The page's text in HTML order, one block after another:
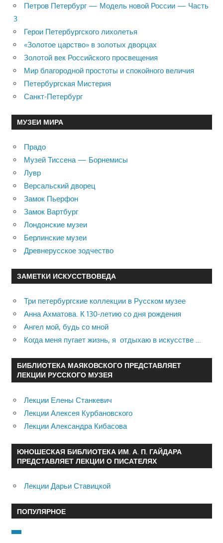
Петров Петербург — Модель новой России — Часть
3
Герои Петербургского лихолетья
«Золотое царство» в золотых дворцах
Золотой век Российского просвещения
Мир благородной простоты и спокойного величия
Петербургская Мистерия
Санкт-Петербург
МУЗЕИ МИРА
Прадо
Музей Тиссена — Борнемисы
Лувр
Версальский дворец
Замок Пьерфон
Замок Вартбург
Лондонские музеи
Берлинские музеи
Древнерусское зодчество
ЗАМЕТКИ ИСКУССТВОВЕДА
Три петербургские коллекции в Русском музее
Анна Ахматова. К 130-летию со дня рождения
Ангел мой, будь со мной
Когда меня пугает жизнь, я отдыхаю в искусстве …
БИБЛИОТЕКА МАЯКОВСКОГО ПРЕДСТАВЛЯЕТ
ЛЕКЦИИ РУССКОГО МУЗЕЯ
Лекции Елены Станкевич
Лекции Алексея Курбановского
Лекции Александра Кибасова
ЮНОШЕСКАЯ БИБЛИОТЕКА ИМ. А. П. ГАЙДАРА
ПРЕДСТАВЛЯЕТ ЛЕКЦИИ О ПИСАТЕЛЯХ
Лекции Дарьи Ставицкой
ПОПУЛЯРНОЕ